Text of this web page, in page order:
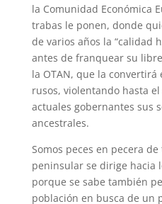
la Comunidad Económica
trabas le ponen, donde
de varios años la “calidad
antes de franquear su
la OTAN, que la convertirá
rusos, violentando hasta
actuales gobernantes sus
ancestrales.
Somos peces en pecera
peninsular se dirige hacia
porque se sabe también
población en busca de un